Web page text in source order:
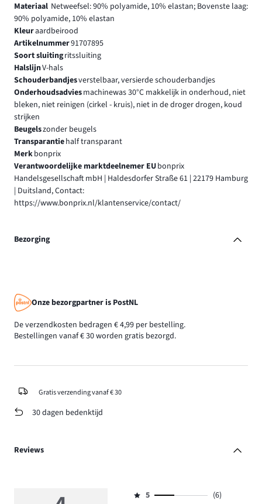
Materiaal Netweefsel: 90% polyamide, 10% elastan; Bovenste laag:
90% polyamide, 10% elastan
Kleuraardbeirood
Artikelnummer91707895
Soort sluitingritssluiting
HalslijnV-hals
Schouderbandjesverstelbaar, versierde schouderbandjes
Onderhoudsadviesmachinewas 30°C makkelijk in onderhoud, niet
bleken, niet reinigen (cirkel - kruis), niet in de droger drogen, koud
strijken
Beugelszonder beugels
Transparantiehalf transparant
Merkbonprix
Verantwoordelijke marktdeelnemer EUbonprix
Handelsgesellschaft mbH | Haldesdorfer Straße 61 | 22179 Hamburg
| Duitsland, Contact:
https://www.bonprix.nl/klantenservice/contact/
Bezorging
Onze bezorgpartner is PostNL
De verzendkosten bedragen € 4,99 per bestelling.
Bestellingen vanaf € 30 worden gratis bezorgd.
Gratis verzending vanaf € 30
30 dagen bedenktijd
Reviews
Beoordeling
5
(6)